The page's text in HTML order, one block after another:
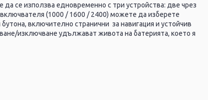
се използва едновременно с три устройства: две чрез
(1000 / 1600 / 2400) можете да изберете
включително странични за навигация и устойчив
изключване удължават живота на батерията, което я